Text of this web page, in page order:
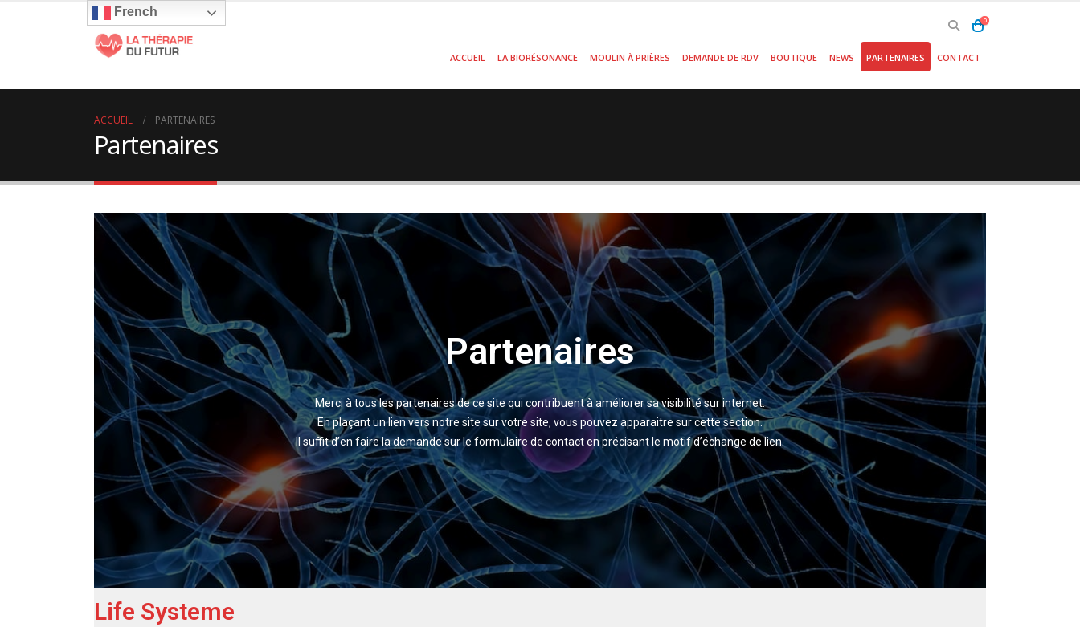
0
ACCUEIL LA BIORÉSONANCE MOULIN À PRIÈRES DEMANDE DE RDV BOUTIQUE NEWS PARTENAIRES CONTACT
ACCUEIL PARTENAIRES
Partenaires
Partenaires
Merci à tous les partenaires de ce site qui contribuent à améliorer sa visibilité sur internet.
En plaçant un lien vers notre site sur votre site, vous pouvez apparaitre sur cette section.
Il suffit d’en faire la demande sur le formulaire de contact en précisant le motif d’échange de lien.
Life Systeme
French